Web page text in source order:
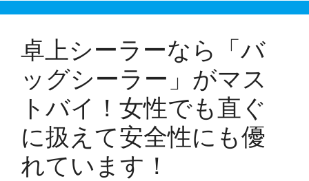
卓上シーラーなら「バ
ッグシーラー」がマス
トバイ！女性でも直ぐ
に扱えて安全性にも優
れています！